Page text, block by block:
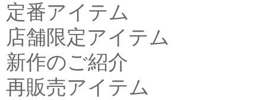
定番アイテム
店舗限定アイテム
新作のご紹介
再販売アイテム